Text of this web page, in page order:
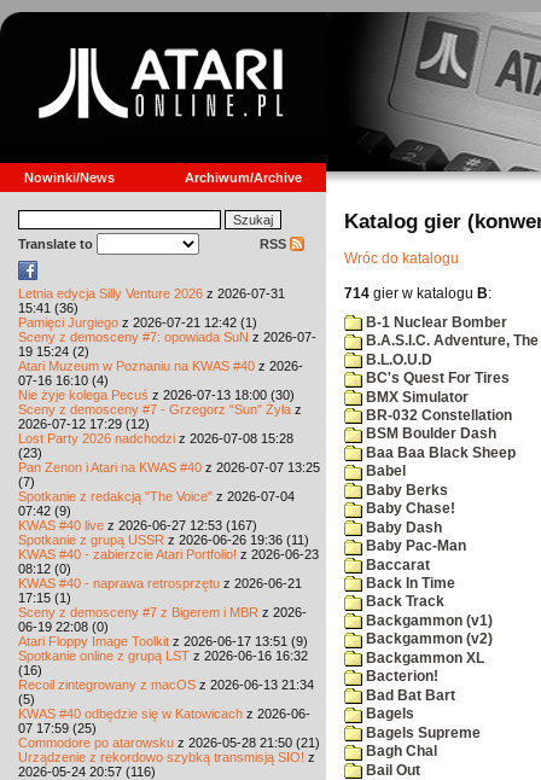
Nowinki/News Archiwum/Archive
Translate to RSS
Letnia edycja Silly Venture 2026 z 2026-07-31
15:41 (36)
Pamięci Jurgiego z 2026-07-21 12:42 (1)
Sceny z demosceny #7: opowiada SuN z 2026-07-
19 15:24 (2)
Atari Muzeum w Poznaniu na KWAS #40 z 2026-
07-16 16:10 (4)
Nie żyje kolega Pecuś z 2026-07-13 18:00 (30)
Sceny z demosceny #7 - Grzegorz "Sun" Żyła z
2026-07-12 17:29 (12)
Lost Party 2026 nadchodzi z 2026-07-08 15:28
(23)
Pan Zenon i Atari na KWAS #40 z 2026-07-07 13:25
(7)
Spotkanie z redakcją "The Voice" z 2026-07-04
07:42 (9)
KWAS #40 live z 2026-06-27 12:53 (167)
Spotkanie z grupą USSR z 2026-06-26 19:36 (11)
KWAS #40 - zabierzcie Atari Portfolio! z 2026-06-23
08:12 (0)
KWAS #40 - naprawa retrosprzętu z 2026-06-21
17:15 (1)
Sceny z demosceny #7 z Bigerem i MBR z 2026-
06-19 22:08 (0)
Atari Floppy Image Toolkit z 2026-06-17 13:51 (9)
Spotkanie online z grupą LST z 2026-06-16 16:32
(16)
Recoil zintegrowany z macOS z 2026-06-13 21:34
(5)
KWAS #40 odbędzie się w Katowicach z 2026-06-
07 17:59 (25)
Commodore po atarowsku z 2026-05-28 21:50 (21)
Urządzenie z rekordowo szybką transmisją SIO! z
2026-05-24 20:57 (116)
Katalog gier
Wróc do katalogu
714 gier w katalogu B:
B-1 Nuclear Bomber
B.A.S.I.C. Adventure, The
B.L.O.U.D
BC's Quest For Tires
BMX Simulator
BR-032 Constellation
BSM Boulder Dash
Baa Baa Black Sheep
Babel
Baby Berks
Baby Chase!
Baby Dash
Baby Pac-Man
Baccarat
Back In Time
Back Track
Backgammon (v1)
Backgammon (v2)
Backgammon XL
Bacterion!
Bad Bat Bart
Bagels
Bagels Supreme
Bagh Chal
Bail Out